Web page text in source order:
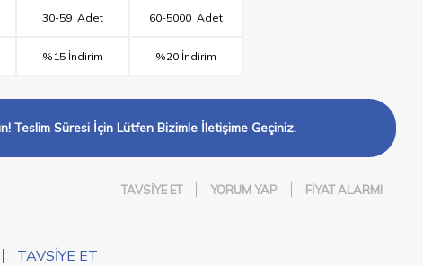
30-59Adet
%15 İndirim
60-5000Adet
%20 İndirim
Teslim Süresi İçin Lütfen Bizimle İletişime Geçiniz.
FIYAT ALARMI
YORUM YAP
TAVSIYE ET
TAVSIYE ET